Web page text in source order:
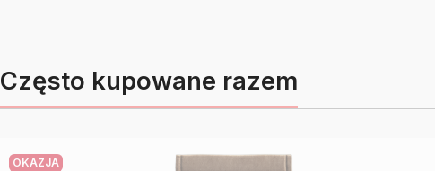
Często kupowane razem
OKAZJA